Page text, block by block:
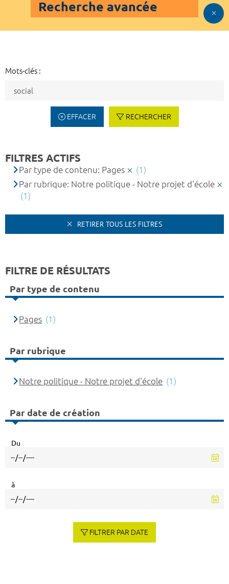
Recherche avancée
Mots-clés :
EFFACER RECHERCHER
FILTRES ACTIFS
Par type de contenu: Pages
(1)
Par rubrique: Notre politique - Notre projet d'école
(1)
RETIRER TOUS LES FILTRES
FILTRE DE RÉSULTATS
Par type de contenu
Pages (1)
Par rubrique
Notre politique - Notre projet d'école (1)
Par date de création
Du
à
FILTRER PAR DATE